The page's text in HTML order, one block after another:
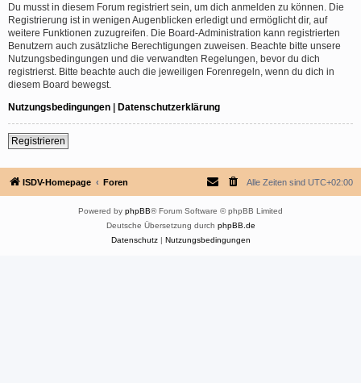
Du musst in diesem Forum registriert sein, um dich anmelden zu können. Die
Registrierung ist in wenigen Augenblicken erledigt und ermöglicht dir, auf
weitere Funktionen zuzugreifen. Die Board-Administration kann registrierten
Benutzern auch zusätzliche Berechtigungen zuweisen. Beachte bitte unsere
Nutzungsbedingungen und die verwandten Regelungen, bevor du dich
registrierst. Bitte beachte auch die jeweiligen Forenregeln, wenn du dich in
diesem Board bewegst.
Nutzungsbedingungen | Datenschutzerklärung
Registrieren
ISDV-Homepage Foren Alle Zeiten sind UTC+02:00
Powered by phpBB® Forum Software © phpBB Limited
Deutsche Übersetzung durch phpBB.de
Datenschutz| Nutzungsbedingungen